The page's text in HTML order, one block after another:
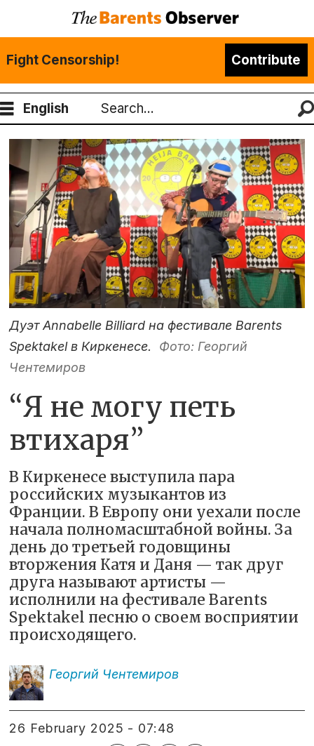
Fight Censorship! Contribute
English
Search
Дуэт Annabelle Billiard на фестивале Barents
Spektakel в Киркенесе.
Фото: Георгий
Чентемиров
“Я не могу петь
втихаря”
В Киркенесе выступила пара
российских музыкантов из
Франции. В Европу они уехали после
начала полномасштабной войны. За
день до третьей годовщины
вторжения Катя и Даня — так друг
друга называют артисты —
исполнили на фестивале Barents
Spektakel песню о своем восприятии
происходящего.
Георгий Чентемиров
26 February 2025 - 07:48